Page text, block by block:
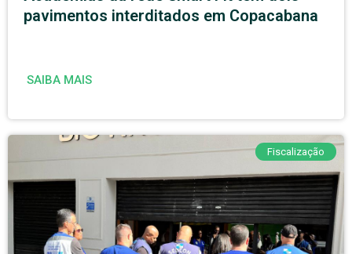
pavimentos interditados em Copacabana
SAIBA MAIS
Fiscalização